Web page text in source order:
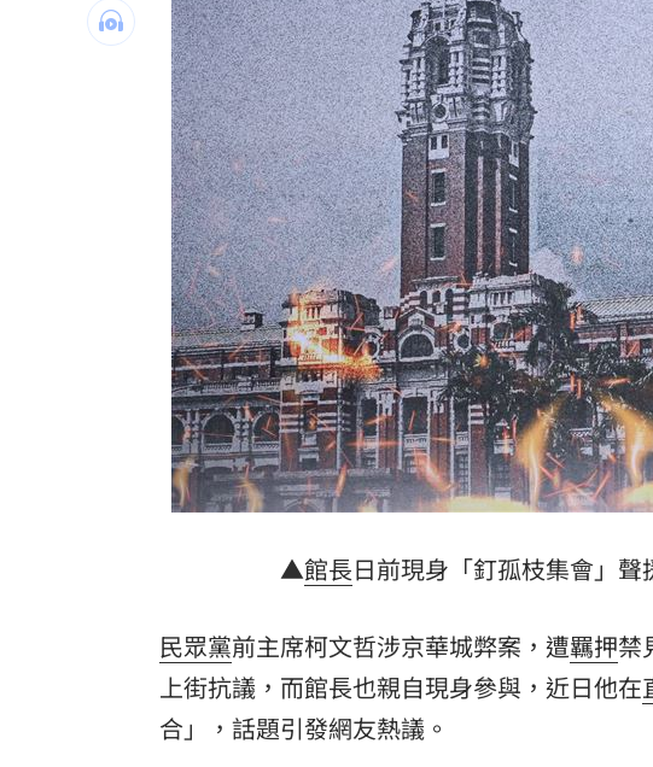
ETF存到2千萬退休！他因1封信重回職場 23:21
社宅包租爆糾紛 房客控業者硬闖屋內趕人 23:16
馬斯克蓋地球最大晶圓廠 專家揭3大隱憂 23:09
泰國校園槍擊案增至9死 12歲女童不治 23:07
蔣市政一團糟？活動背板誤植HappiMess 22:59
台灣彩券開獎直播中 20:31
LIVE三立+24小時直播 15:27
三立iNEWS新聞台線上直播 18:00
商場戰國來臨 台中「頂奢大道」逐漸成形 12:00
台彩父親節推新刮刮樂千萬頭獎超「爸」氣 12:00
「拍片人的多重宇宙」職涯論壇9/12登場！ 10:30
8國球員齊聚高雄 Formosa 7s掀足球熱潮
理想混蛋號召粉絲跨海追星吃美食！ 18:15
▲館長日前現身「釘孤枝集會」聲
民眾黨前主席柯文哲涉京華城弊案，遭羈押禁
上街抗議，而館長也親自現身參與，近日他在
合」，話題引發網友熱議。